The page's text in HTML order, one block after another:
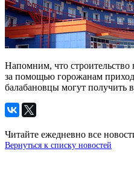
Напомним, что
за помощью горожанам
балабановцы могут получить
Читайте ежедневно все
Вернуться к списку новостей